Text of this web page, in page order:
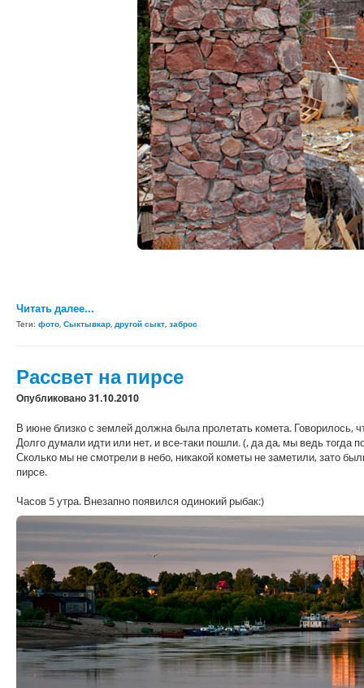
Читать далее...
Теги: фото, Сыктывкар, другой сыкт, заброс
Рассвет на пирсе
Опубликовано 31.10.2010
В июне близко с землей должна была пролетать комета. Говорилось,
Долго думали идти или нет, и все-таки пошли. (, да да, мы ведь тогда
Сколько мы не смотрели в небо, никакой кометы не заметили, зато
пирсе.
Часов 5 утра. Внезапно появился одинокий рыбак:)